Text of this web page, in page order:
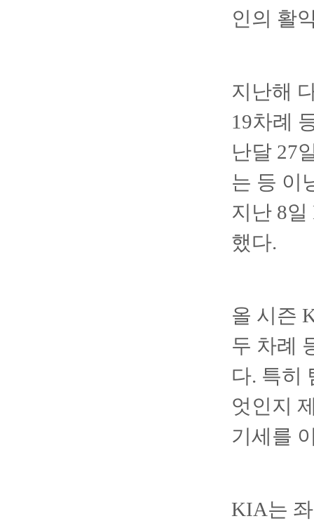
인의 활
지난해
19차례
난달 27
는 등 이
지난 8
했다.
올 시즌
두 차례
다. 특히
엇인지
기세를
KIA는